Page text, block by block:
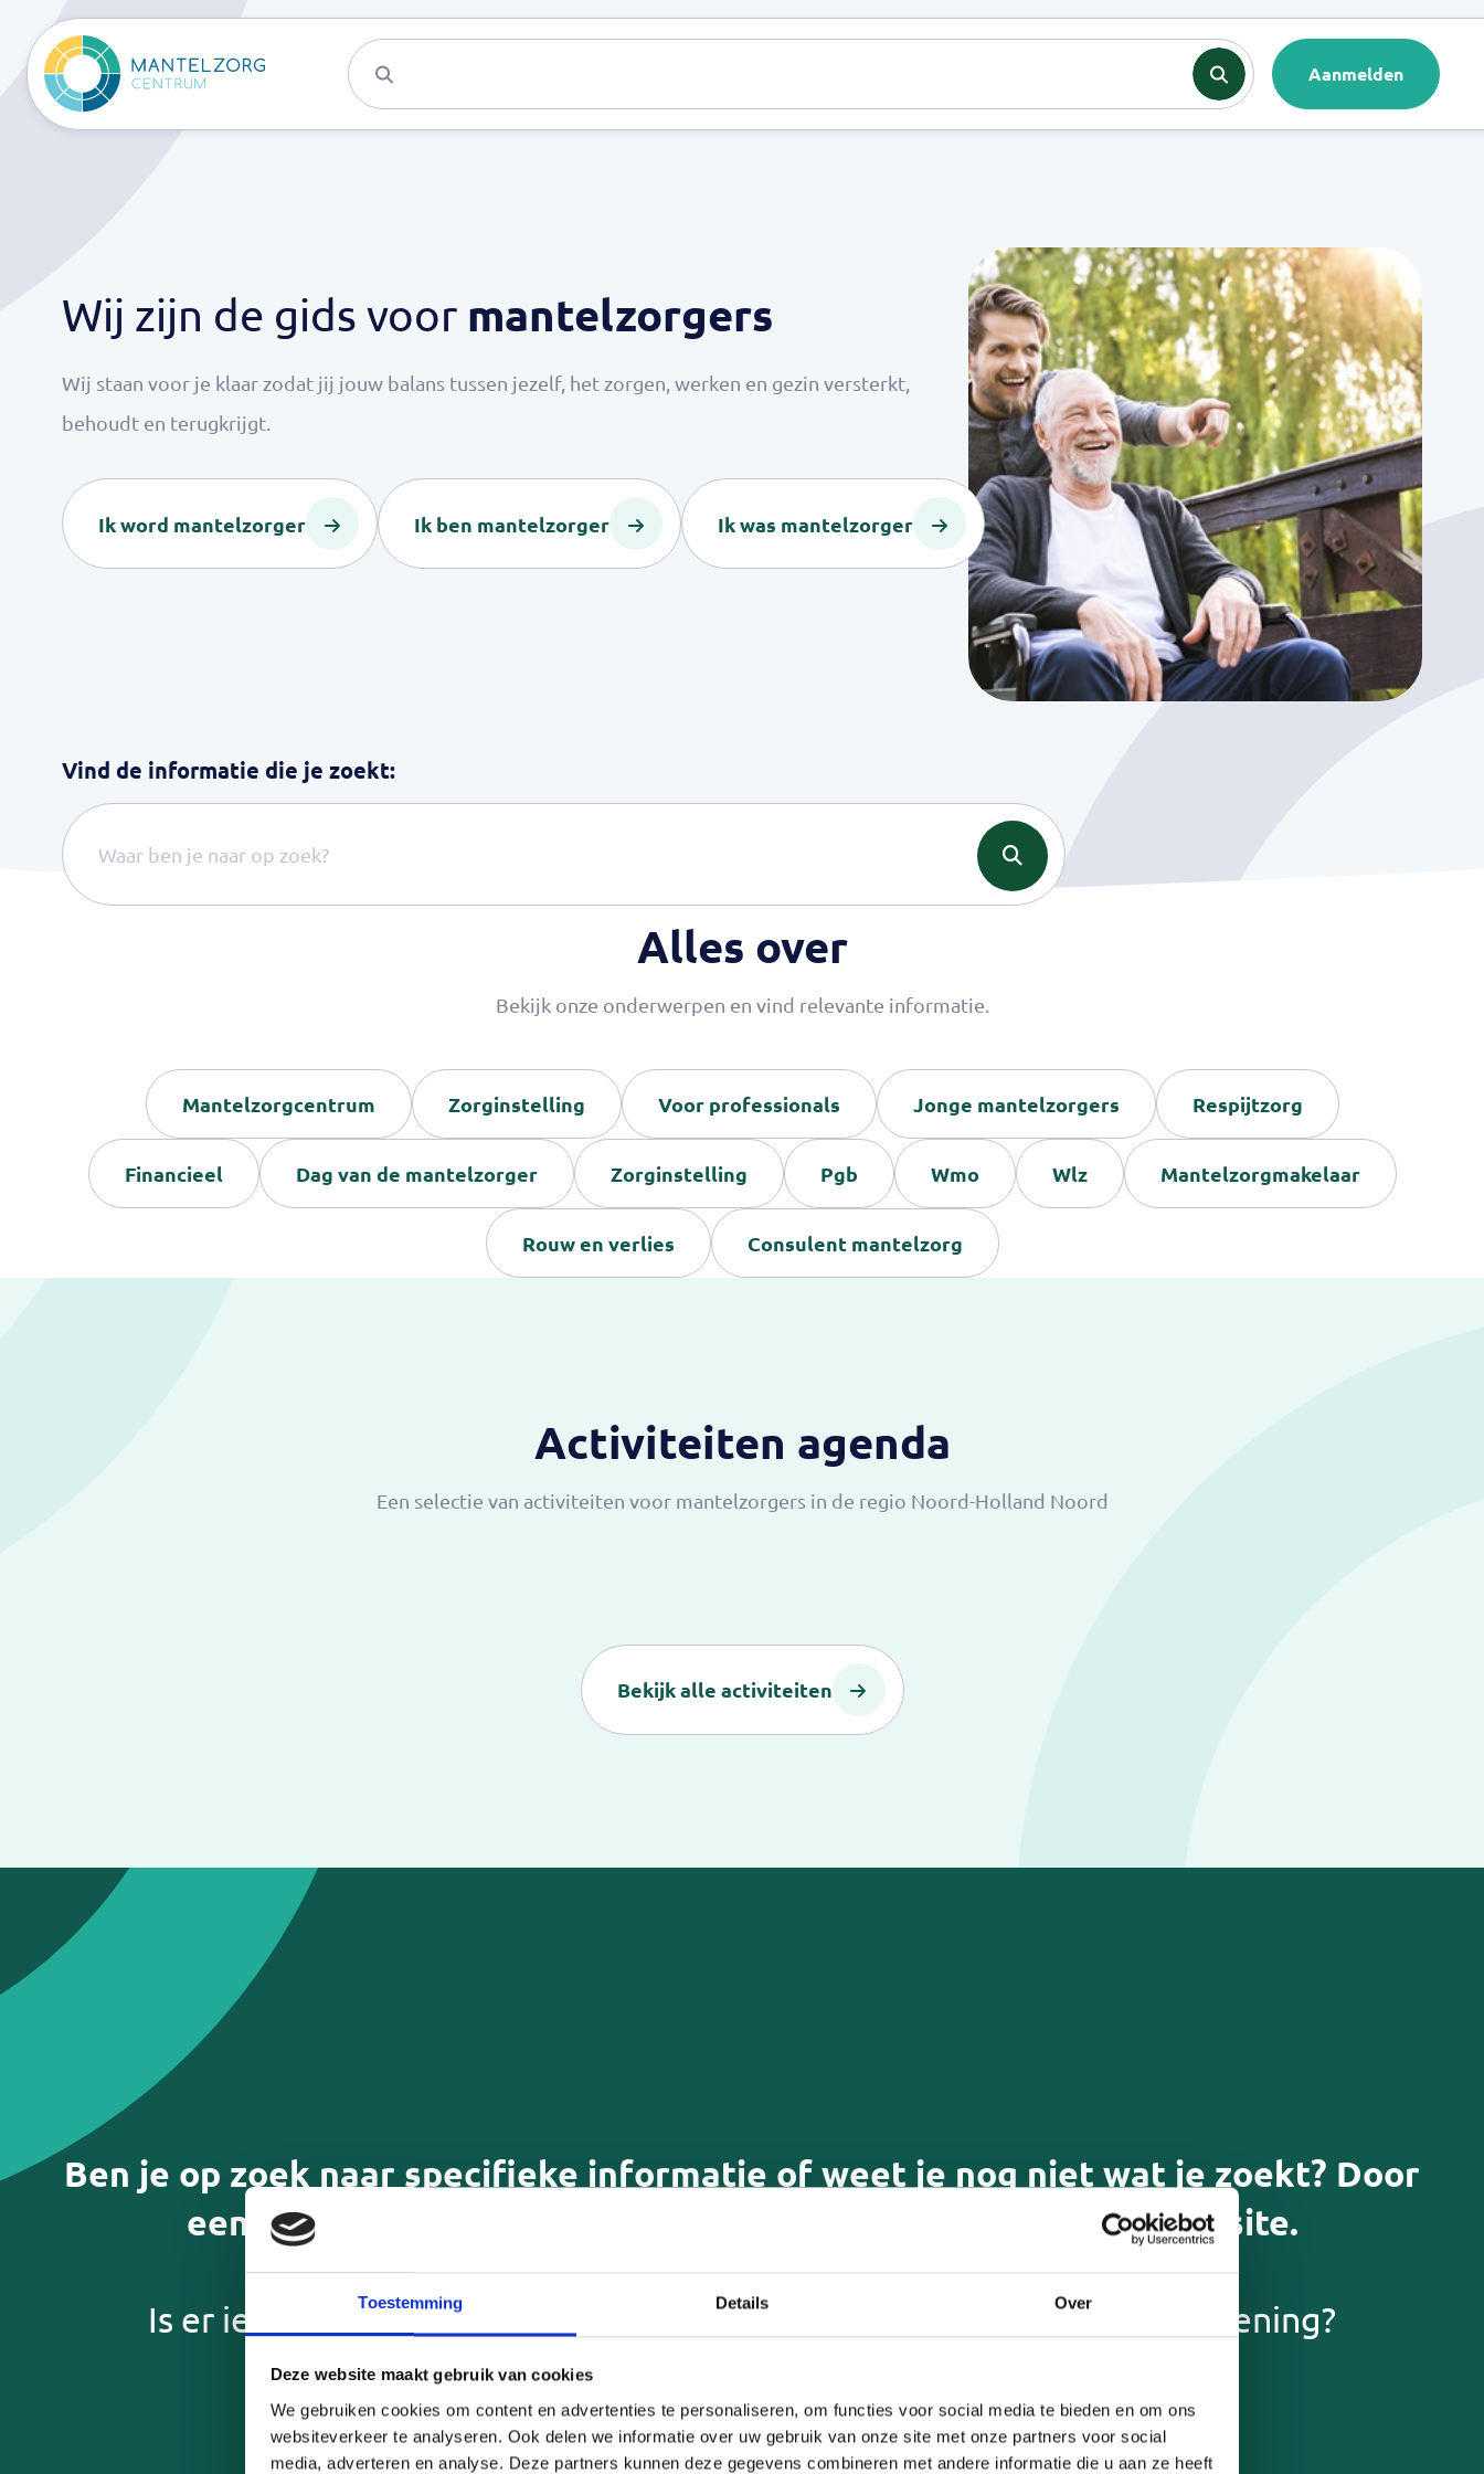
Toestemming Details Over
Deze website maakt gebruik van cookies
We gebruiken cookies om content en advertenties te personaliseren, om functies voor social media te bieden en om ons
websiteverkeer te analyseren. Ook delen we informatie over uw gebruik van onze site met onze partners voor social
media, adverteren en analyse. Deze partners kunnen deze gegevens combineren met andere informatie die u aan ze heeft
Aanmelden
Wij zijn de gids voor mantelzorgers
Wij staan voor je klaar zodat jij jouw balans tussen jezelf, het zorgen, werken en gezin versterkt,
behoudt en terugkrijgt.
Ik word mantelzorger Ik ben mantelzorger Ik was mantelzorger
Vind de informatie die je zoekt:
Alles over
Bekijk onze onderwerpen en vind relevante informatie.
Mantelzorgcentrum Zorginstelling Voor professionals Jonge mantelzorgers Respijtzorg
Financieel Dag van de mantelzorger Zorginstelling Pgb Wmo Wlz Mantelzorgmakelaar
Rouw en verlies Consulent mantelzorg
Activiteiten agenda
Een selectie van activiteiten voor mantelzorgers in de regio Noord-Holland Noord
Bekijk alle activiteiten
Ben je op zoek naar specifieke informatie of weet je nog niet wat je zoekt? Door
een paar vragen te beantwoorden leiden we je door onze website.
Is er iemand in jouw omgeving langdurig ziek of heeft die een aandoening?
Eigen bijdrage
Respijtzorg (even vrij of vakantie voor
mantelzorgers)
Persoonlijke ondersteuning/hulp om het zorgen wat
lichter te maken
Persoonlijke ondersteuning/ hulp om zaken uit te
zoeken, regelen of berekenen